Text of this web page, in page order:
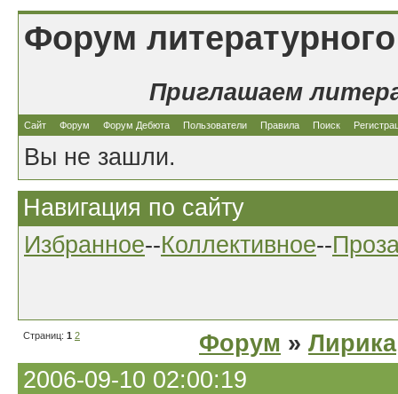
Форум
Приглашаем
Сайт Форум Форум Дебюта Пользователи Правила Поиск
Вы не зашли.
Навигация по сайту
Избранное--Коллективное--
Страниц: 1 2 Форум » Лирика
2006-09-10 02:00:19